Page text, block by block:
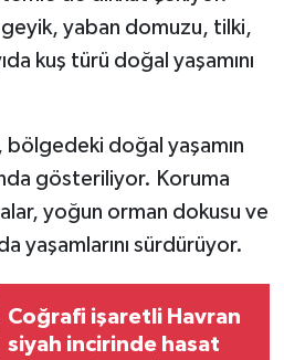
geyik, yaban domuzu, tilki,
kuş türü doğal yaşamını
doğal yaşamın
gösteriliyor. Koruma
yoğun orman dokusu ve
yaşamlarını sürdürüyor.
Coğrafi işaretli Havran
siyah incirinde hasat